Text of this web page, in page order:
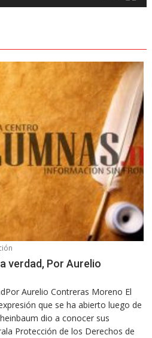
verdad, Por Aurelio
Aurelio Contreras Moreno El
que se ha abierto luego de
dio a conocer sus
Protección de los Derechos de